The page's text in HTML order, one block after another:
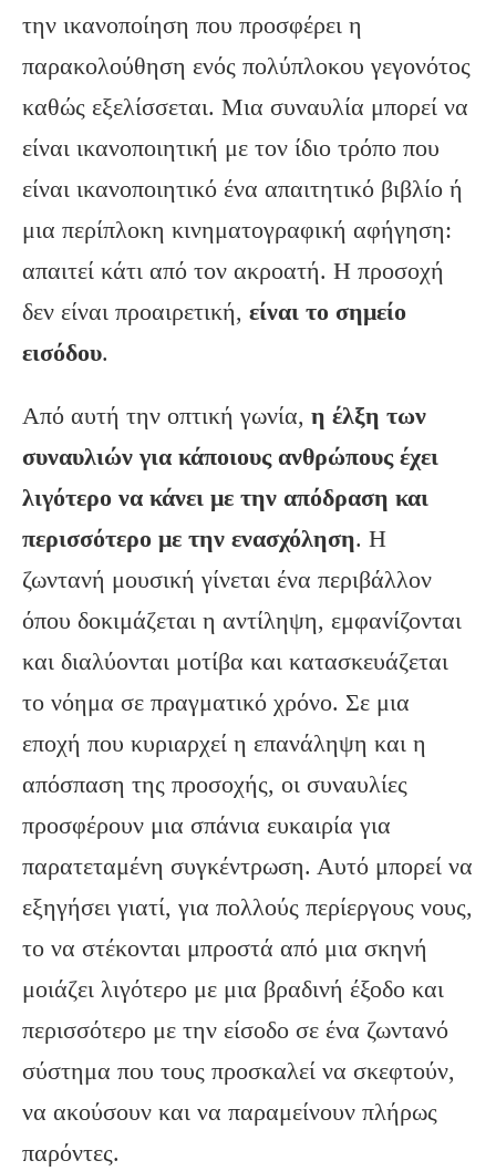
την ικανοποίηση που προσφέρει η
παρακολούθηση ενός πολύπλοκου γεγονότος
καθώς εξελίσσεται. Μια συναυλία μπορεί να
είναι ικανοποιητική με τον ίδιο τρόπο που
είναι ικανοποιητικό ένα απαιτητικό βιβλίο ή
μια περίπλοκη κινηματογραφική αφήγηση:
απαιτεί κάτι από τον ακροατή. Η προσοχή
δεν είναι προαιρετική, είναι το σημείο
εισόδου.
Από αυτή την οπτική γωνία, η έλξη των
συναυλιών για κάποιους ανθρώπους έχει
λιγότερο να κάνει με την απόδραση και
περισσότερο με την ενασχόληση. Η
ζωντανή μουσική γίνεται ένα περιβάλλον
όπου δοκιμάζεται η αντίληψη, εμφανίζονται
και διαλύονται μοτίβα και κατασκευάζεται
το νόημα σε πραγματικό χρόνο. Σε μια
εποχή που κυριαρχεί η επανάληψη και η
απόσπαση της προσοχής, οι συναυλίες
προσφέρουν μια σπάνια ευκαιρία για
παρατεταμένη συγκέντρωση. Αυτό μπορεί να
εξηγήσει γιατί, για πολλούς περίεργους νους,
το να στέκονται μπροστά από μια σκηνή
μοιάζει λιγότερο με μια βραδινή έξοδο και
περισσότερο με την είσοδο σε ένα ζωντανό
σύστημα που τους προσκαλεί να σκεφτούν,
να ακούσουν και να παραμείνουν πλήρως
παρόντες.